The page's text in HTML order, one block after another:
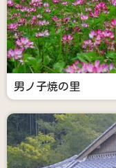
男ノ子焼の里